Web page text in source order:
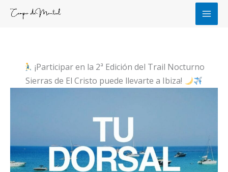
¡Participar en la 2ª Edición del Trail Nocturno
Sierras de El Cristo puede llevarte a Ibiza!